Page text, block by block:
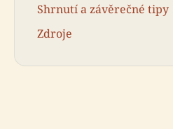
Shrnutí a závěrečné tipy
Zdroje